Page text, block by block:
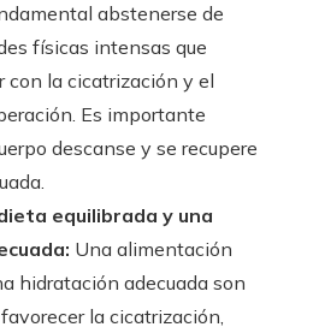
abstenerse de
físicas intensas que
con la cicatrización y el
Es importante
descanse y se recupere
equilibrada y una
Una alimentación
hidratación adecuada son
la cicatrización,